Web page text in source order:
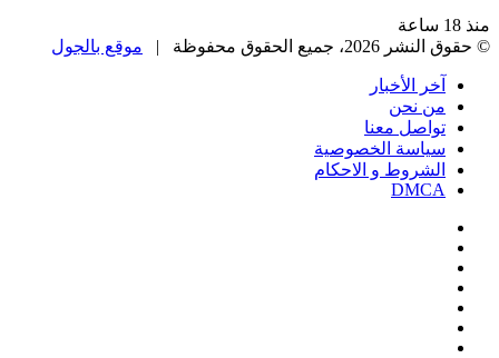
جميع الحقوق محفوظة | موقع بالجول
الأخبار
نحن
معنا
الخصوصية
و الاحكام